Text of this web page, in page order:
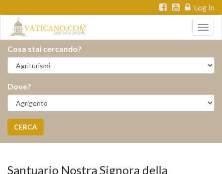
Log In
Cosa stai cercando?
Dove?
CERCA
Santuario Nostra Signora della